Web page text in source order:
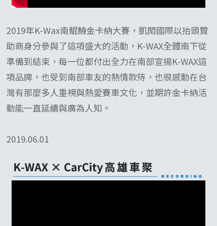
2019年K-Wax南鯤鯓金卡納大賽，凱閎國際以抬頭贊
助商身分參與了這項盛大的活動，K-WAX全體南下從
準備到結束，每一位都付出全力在南部宣揚K-WAX這
項品牌，也受到南部車友的熱情款待，也很感動在台
灣有那麼多人重視與熱愛賽車文化，並期許金卡納活
動能一直延續與廣為人知。
2019.06.01